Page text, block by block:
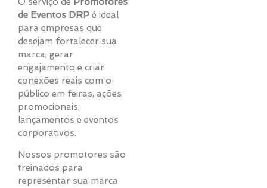
de Eventos DRP é ideal
para empresas que
desejam fortalecer sua
marca, gerar
engajamento e criar
conexões reais com o
público em feiras, ações
promocionais,
lançamentos e eventos
corporativos.
Nossos promotores são
treinados para
representar sua marca